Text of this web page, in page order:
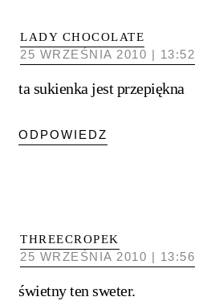
LADY CHOCOLATE
25 WRZEŚNIA 2010 | 13:52
ta sukienka jest przepiękna
ODPOWIEDZ
THREECROPEK
25 WRZEŚNIA 2010 | 13:56
świetny ten sweter.